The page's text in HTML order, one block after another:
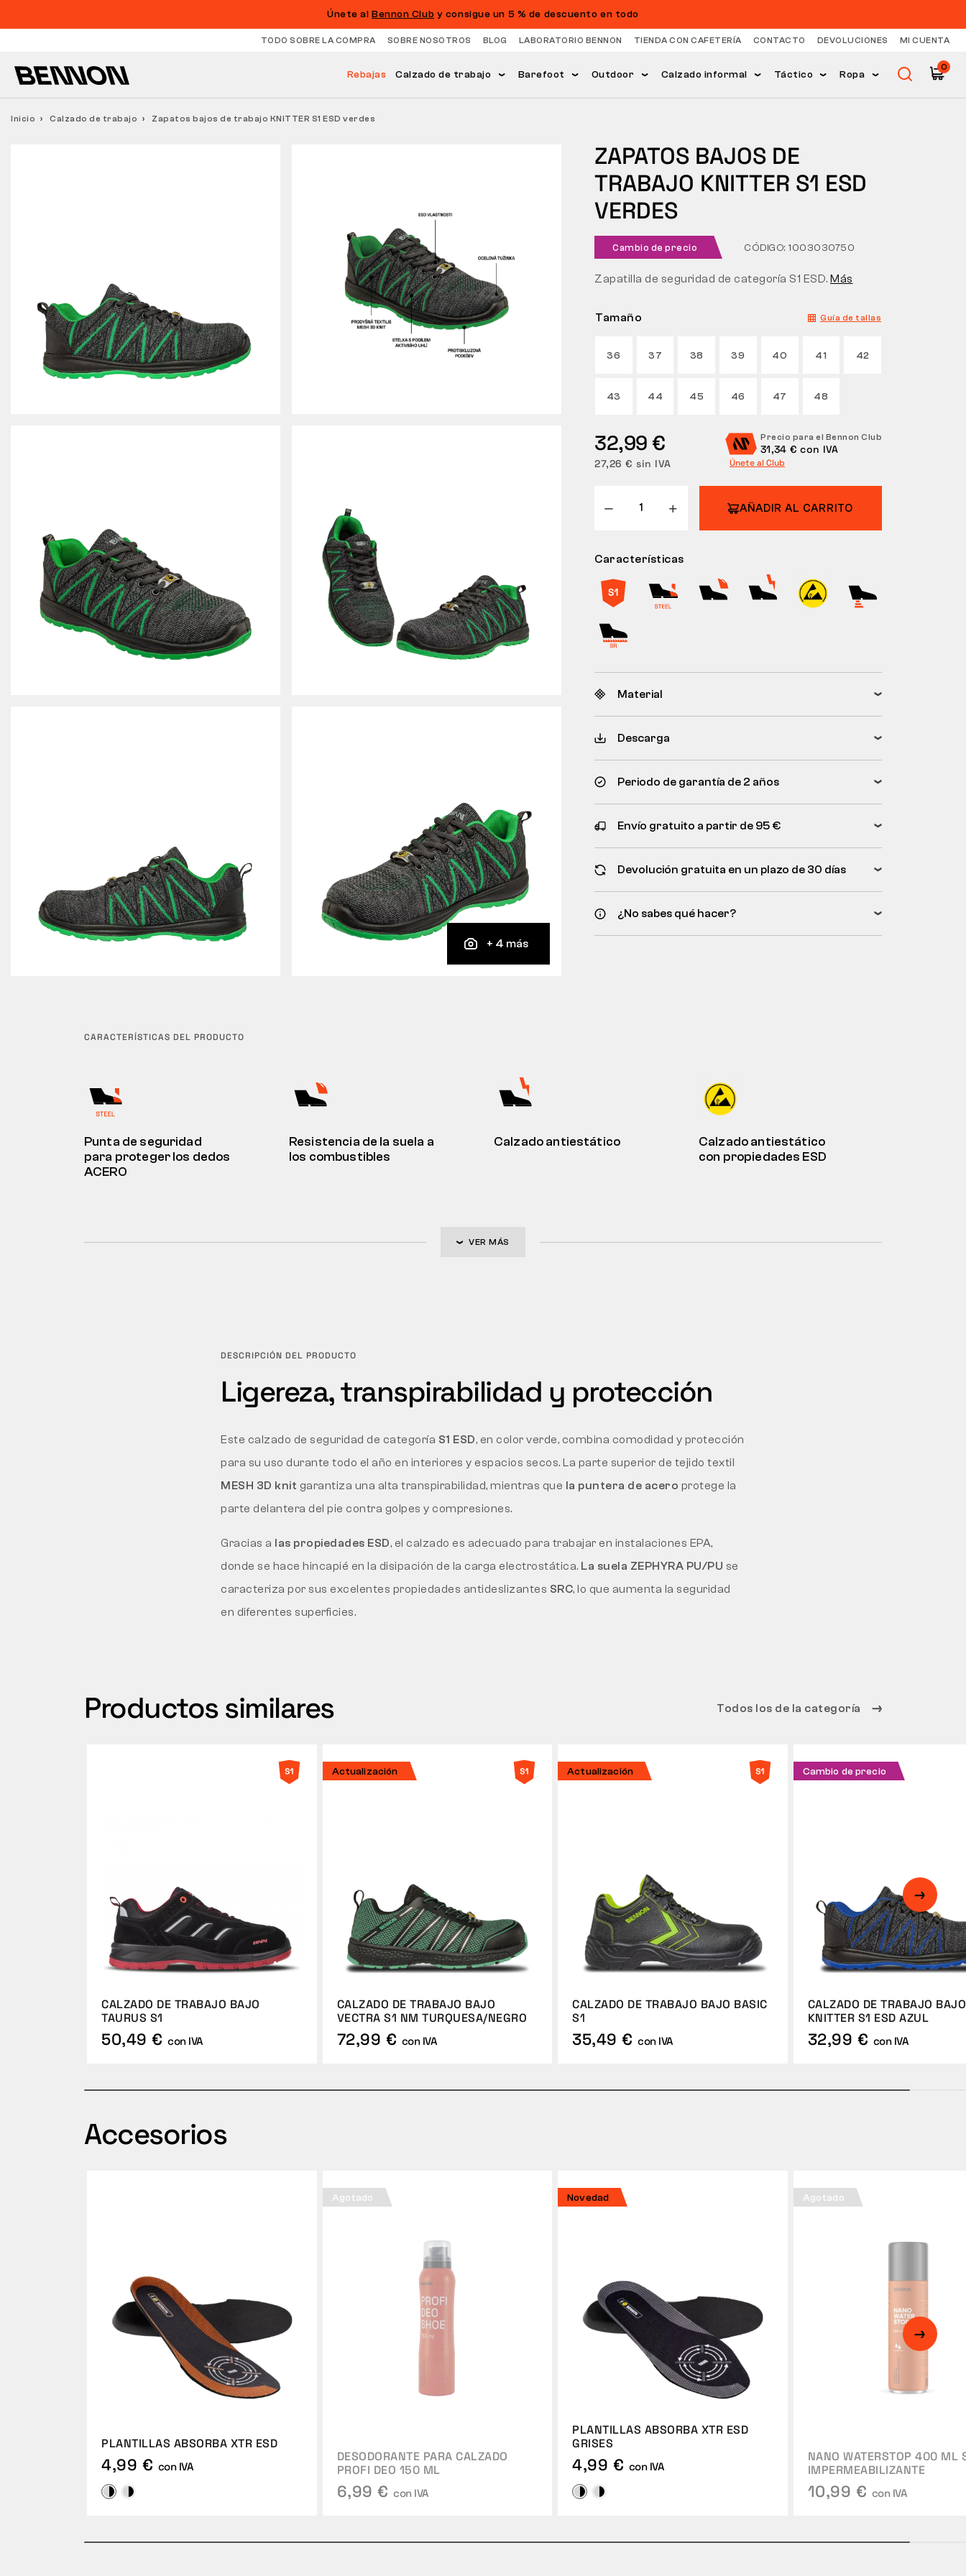
Únete alBennon Club y consigue un 5 % de descuento en todo
TODO SOBRE LA COMPRA SOBRE NOSOTROS BLOG LABORATORIO BENNON TIENDA CON CAFETERÍA CONTACTO DEVOLUCIONES MI CUENTA
Rebajas Calzado de trabajo Barefoot Outdoor Calzado informal Táctico Ropa
0
Inicio Calzado de trabajo Zapatos bajos de trabajo KNITTER S1 ESD verdes
+ 4 más
ZAPATOS BAJOS DE
TRABAJO KNITTER S1 ESD
VERDES
Cambio de precio CÓDIGO: 1003030750
Tamaño Guía de tallas
36 37 38 39 40 41 42
43 44 45 46 47 48
32,99 €
27,26 € sin IVA
Precio para el Bennon Club
31,34 € con IVA
Únete al Club
AÑADIR AL CARRITO
Características
Zapatilla de seguridad de categoría S1 ESD. Más
Material
Descarga
Periodo de garantía de 2 años
Envío gratuito a partir de 95 €
Devolución gratuita en un plazo de 30 días
¿No sabes qué hacer?
CARACTERÍSTICAS DEL PRODUCTO
Punta de seguridad
para proteger los dedos
ACERO
Resistencia de la suela a
los combustibles
Calzado antiestático
Calzado antiestático
con propiedades ESD
VER MÁS
DESCRIPCIÓN DEL PRODUCTO
Ligereza, transpirabilidad y protección
Este calzado de seguridad de categoría S1 ESD, en color verde, combina comodidad y protección
para su uso durante todo el año en interiores y espacios secos. La parte superior de tejido textil
MESH 3D knit garantiza una alta transpirabilidad, mientras que la puntera de acero protege la
parte delantera del pie contra golpes y compresiones.
Gracias a las propiedades ESD, el calzado es adecuado para trabajar en instalaciones EPA,
donde se hace hincapié en la disipación de la carga electrostática. La suela ZEPHYRA PU/PU se
caracteriza por sus excelentes propiedades antideslizantes SRC, lo que aumenta la seguridad
en diferentes superficies.
Productos similares Todos los de la categoría
CALZADO DE TRABAJO BAJO
TAURUS S1
50,49 € con IVA
Actualización
CALZADO DE TRABAJO BAJO
VECTRA S1 NM TURQUESA/NEGRO
72,99 € con IVA
Actualización
CALZADO DE TRABAJO BAJO BASIC
S1
35,49 € con IVA
Cambio de precio
CALZADO DE TRABAJO BAJO
KNITTER S1 ESD AZUL
32,99 € con IVA
Accesorios
PLANTILLAS ABSORBA XTR ESD
4,99 € con IVA
Agotado
DESODORANTE PARA CALZADO
PROFI DEO 150 ML
6,99 € con IVA
Novedad
PLANTILLAS ABSORBA XTR ESD
GRISES
4,99 € con IVA
Agotado
NANO WATERSTOP 400 ML
IMPERMEABILIZANTE
10,99 € con IVA